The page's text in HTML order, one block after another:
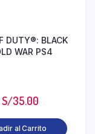
DUTY®: BLACK
WAR PS4
S/35.00
al Carrito